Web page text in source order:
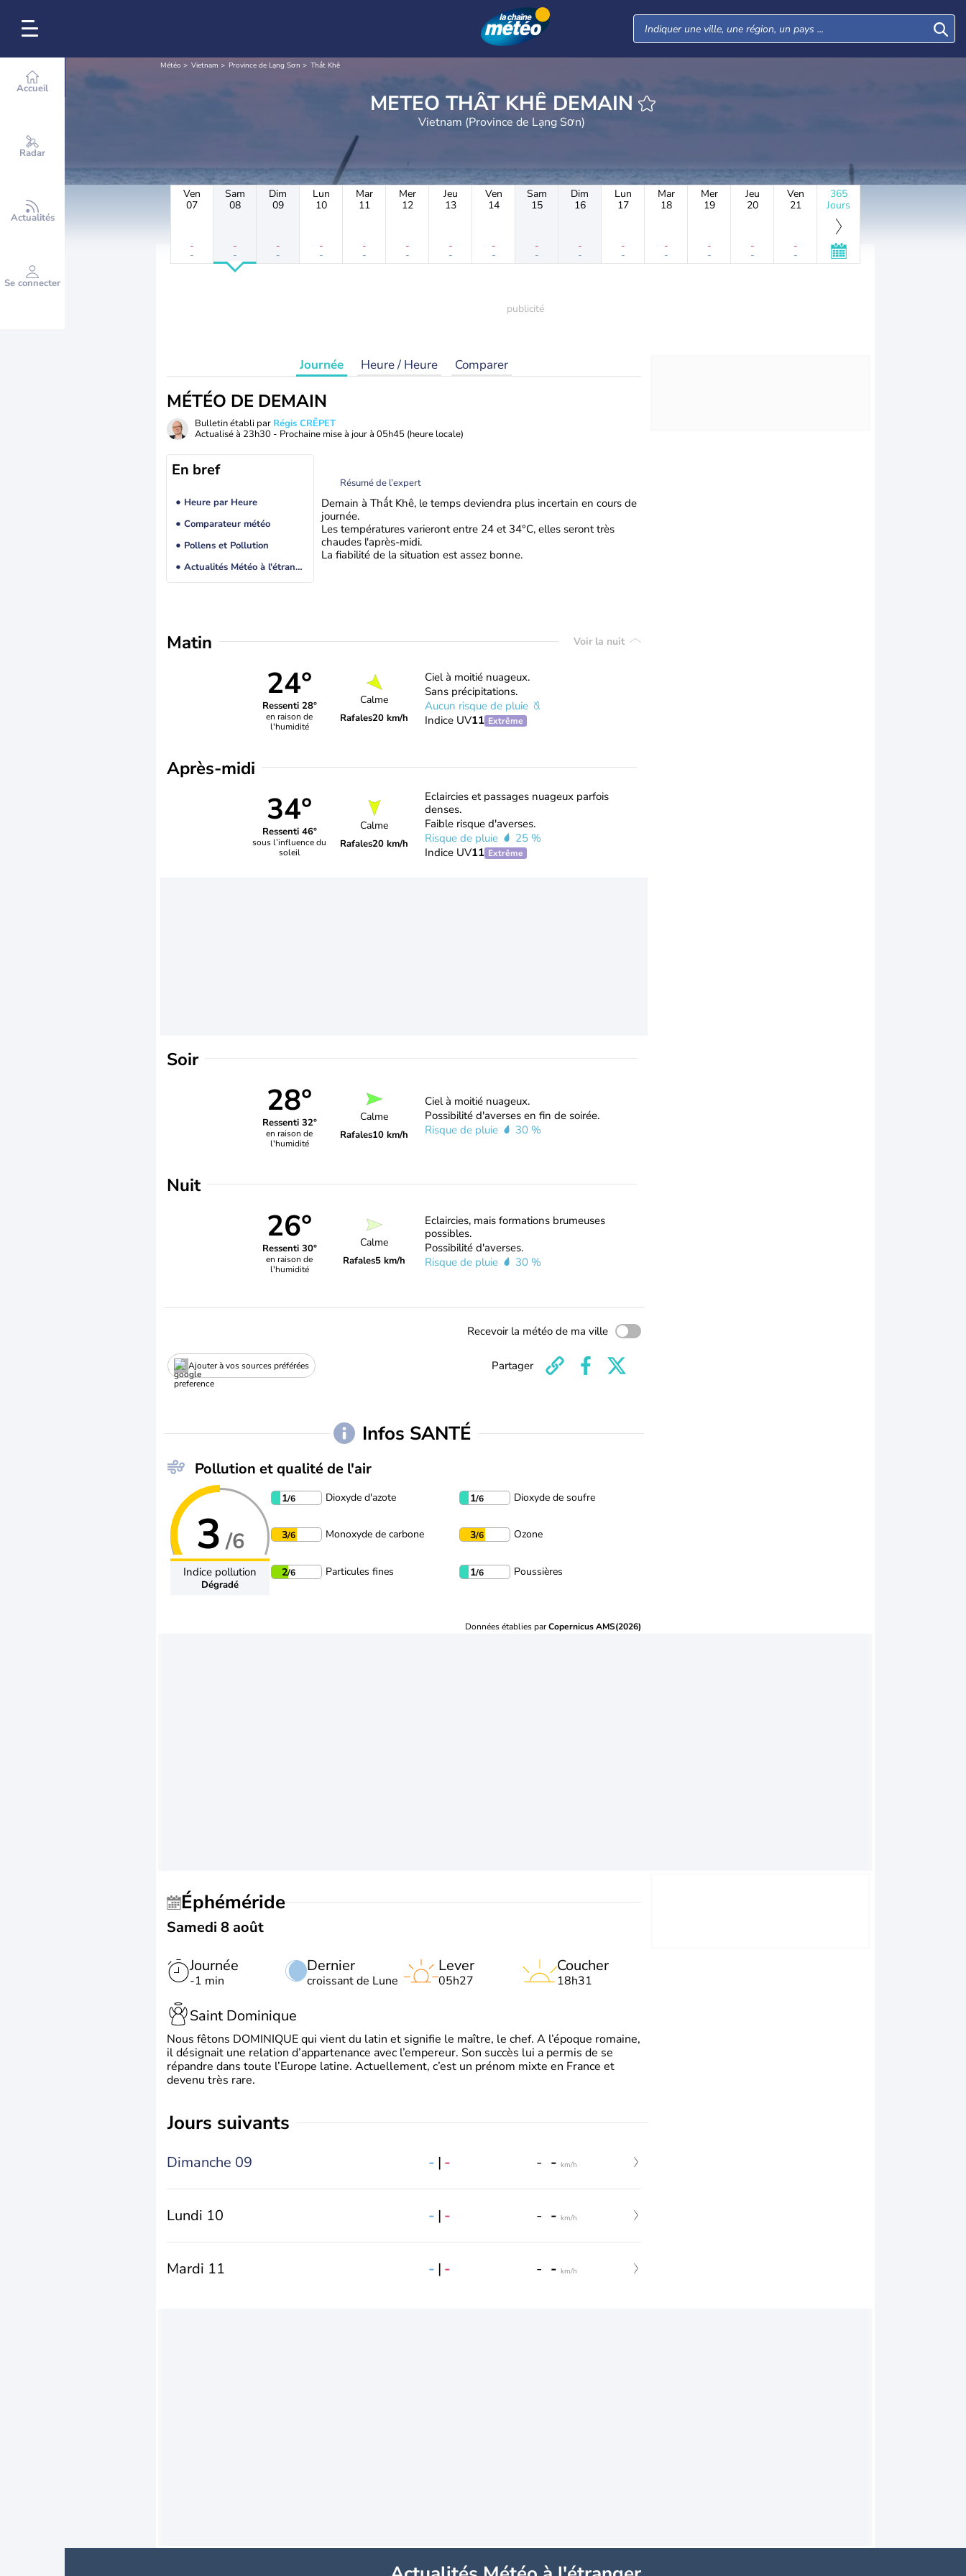
Accueil
Radar
Actualités
Se connecter
Météo Vietnam Province de Lạng Sơn Thất Khê
METEO THẤT KHÊ DEMAIN
Vietnam (Province de Lạng Sơn)
Ven
07
-
-
Sam
08
-
-
Dim
09
-
-
Lun
10
-
-
Mar
11
-
-
Mer
12
-
-
Jeu
13
-
-
Ven
14
-
-
Sam
15
-
-
Dim
16
-
-
Lun
17
-
-
Mar
18
-
-
Mer
19
-
-
Jeu
20
-
-
Ven
21
-
-
365
Jours
Journée Heure / Heure Comparer
MÉTÉO DE DEMAIN
Bulletin établi par Régis CRÊPET
Actualisé à 23h30 - Prochaine mise à jour à 05h45 (heure locale)
En bref
Heure par Heure
Comparateur météo
Pollens et Pollution
Actualités Météo à l'étranger
Résumé de l’expert
Demain à Thất Khê, le temps deviendra plus incertain en cours de
journée.
Les températures varieront entre 24 et 34°C, elles seront très
chaudes l'après-midi.
La fiabilité de la situation est assez bonne.
Matin Voir la nuit
24°
Ressenti 28°
en raison de
l'humidité
Calme
Rafales20 km/h
Ciel à moitié nuageux.
Sans précipitations.
Aucun risque de pluie
Indice UV11 Extrême
Après-midi
34°
Ressenti 46°
sous l’influence du
soleil
Calme
Rafales20 km/h
Eclaircies et passages nuageux parfois
denses.
Faible risque d'averses.
Risque de pluie
25 %
Indice UV11 Extrême
Soir
28°
Ressenti 32°
en raison de
l'humidité
Calme
Rafales10 km/h
Ciel à moitié nuageux.
Possibilité d'averses en fin de soirée.
Risque de pluie
30 %
Nuit
26°
Ressenti 30°
en raison de
l'humidité
Calme
Rafales5 km/h
Eclaircies, mais formations brumeuses
possibles.
Possibilité d'averses.
Risque de pluie
30 %
Recevoir la météo de ma ville
Ajouter à vos sources préférées Partager
Infos SANTÉ
Pollution et qualité de l'air
3 /6
Indice pollution
Dégradé
1/6 Dioxyde d'azote 1/6 Dioxyde de soufre
3/6 Monoxyde de carbone 3/6 Ozone
2/6 Particules fines 1/6 Poussières
Données établies parCopernicus AMS(2026)
Éphéméride
Samedi 8 août
Journée
-1 min
Dernier
croissant de Lune
Lever
05h27
Coucher
18h31
Saint Dominique
Nous fêtons DOMINIQUE qui vient du latin et signifie le maître, le chef. A l’époque romaine,
il désignait une relation d’appartenance avec l’empereur. Son succès lui a permis de se
répandre dans toute l’Europe latine. Actuellement, c’est un prénom mixte en France et
devenu très rare.
jours suivants
Dimanche 09 - | - - - km/h
Lundi 10 - | - - - km/h
Mardi 11 - | - - - km/h